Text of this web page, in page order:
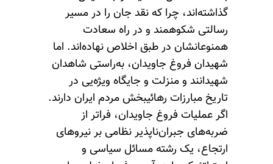
گذاشته‌اند، چرا که نقد جان را در مسیر
رسالتی شکوهمند و در راه سعادت
همنوعانشان در طبق اخلاص نهاده‌اند. اما
شهیدان فروغ جاویدان، به‌راستی شاهدان
شهیدانند و منزلت و جایگاه ویژه‌یی در
تاریخ مبارزات رهائیبخش مردم ایران دارند.
اگر عملیات فروغ جاویدان، فراتر از
ضربه‌های جبران‌ناپذیر نظامی بر نیروهای
ارتجاع، یک رشته مسائل سیاسی و